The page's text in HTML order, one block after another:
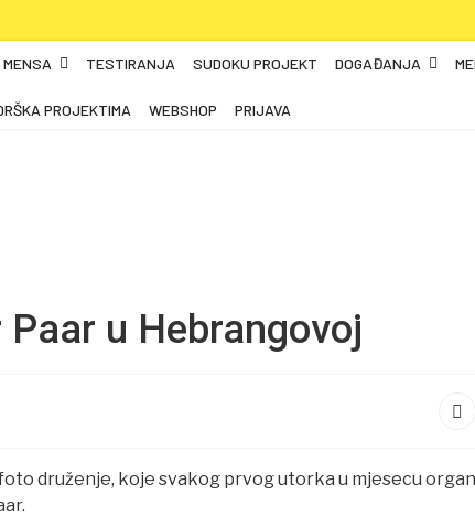
MENSA TESTIRANJA SUDOKU PROJEKT DOGAĐANJA
PROJEKTIMA WEBSHOP PRIJAVA
u Hebrangovoj
druženje, koje svakog prvog utorka u mjesecu